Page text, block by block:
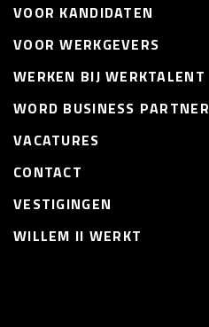
VOOR KANDIDATEN
VOOR WERKGEVERS
WERKEN BIJ WERKTALENT
WORD BUSINESS PARTNER
VACATURES
CONTACT
VESTIGINGEN
WILLEM II WERKT